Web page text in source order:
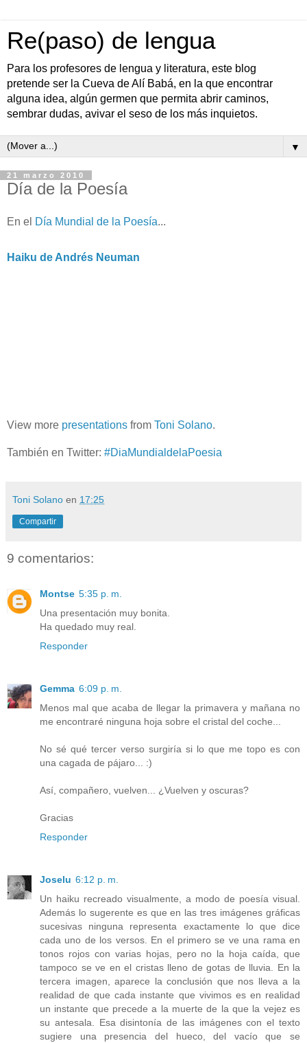
Re(paso) de lengua
Para los profesores de lengua y literatura, este blog
pretende ser la Cueva de Alí Babá, en la que encontrar
alguna idea, algún germen que permita abrir caminos,
sembrar dudas, avivar el seso de los más inquietos.
▼
21 marzo 2010
Día de la Poesía
En el Día Mundial de la Poesía...
Haiku de Andrés Neuman
View more presentations from Toni Solano.
También en Twitter: #DiaMundialdelaPoesia
Toni Solano en 17:25
Compartir
9 comentarios:
Montse 5:35 p. m.
Una presentación muy bonita.
Ha quedado muy real.
Responder
Gemma 6:09 p. m.
Menos mal que acaba de llegar la primavera y mañana no
me encontraré ninguna hoja sobre el cristal del coche...
No sé qué tercer verso surgiría si lo que me topo es con
una cagada de pájaro... :)
Así, compañero, vuelven... ¿Vuelven y oscuras?
Gracias
Responder
Joselu 6:12 p. m.
Un haiku recreado visualmente, a modo de poesía visual.
Además lo sugerente es que en las tres imágenes gráficas
sucesivas ninguna representa exactamente lo que dice
cada uno de los versos. En el primero se ve una rama en
tonos rojos con varias hojas, pero no la hoja caída, que
tampoco se ve en el cristas lleno de gotas de lluvia. En la
tercera imagen, aparece la conclusión que nos lleva a la
realidad de que cada instante que vivimos es en realidad
un instante que precede a la muerte de la que la vejez es
su antesala. Esa disintonía de las imágenes con el texto
sugiere una presencia del hueco, del vacío que se